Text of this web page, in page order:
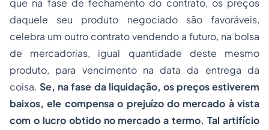
que na fase de fechamento do contrato, os preços
daquele seu produto negociado são favoráveis,
celebra um outro contrato vendendo a futuro, na bolsa
de mercadorias, igual quantidade deste mesmo
produto, para vencimento na data da entrega da
coisa.Se, na fase da liquidação, os preços estiverem
baixos, ele compensa o prejuízo do mercado à vista
com o lucro obtido no mercado a termo. Tal artifício